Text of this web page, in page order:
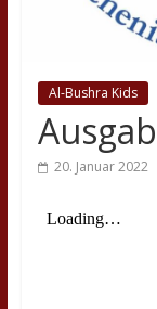
Al-Bushra Kids
20. Januar 2022